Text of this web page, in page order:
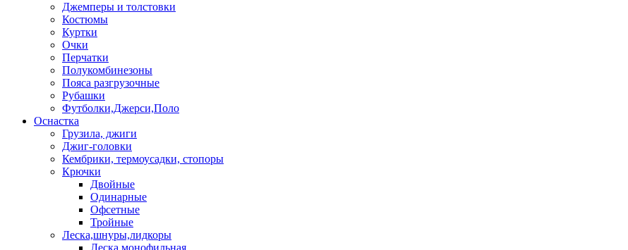
Джемперы и толстовки
Костюмы
Куртки
Очки
Перчатки
Полукомбинезоны
Пояса разгрузочные
Рубашки
Футболки,Джерси,Поло
Оснастка
Грузила, джиги
Джиг-головки
Кембрики, термоусадки, стопоры
Крючки
Двойные
Одинарные
Офсетные
Тройные
Леска,шнуры,лидкоры
Леска монофильная